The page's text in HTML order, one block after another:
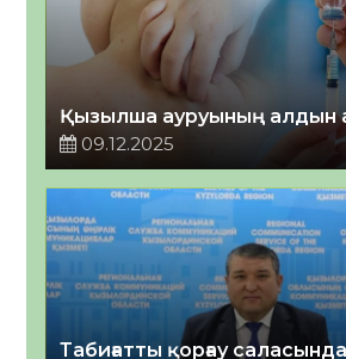
Қызылша ауруының алдын
09.12.2025
Табиғатты қорғау